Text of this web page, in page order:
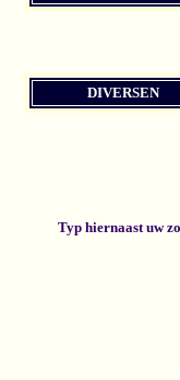
DIVERSEN
Typ hiernaast uw